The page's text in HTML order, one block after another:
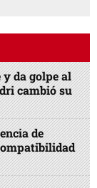
da golpe al
cambió su
de